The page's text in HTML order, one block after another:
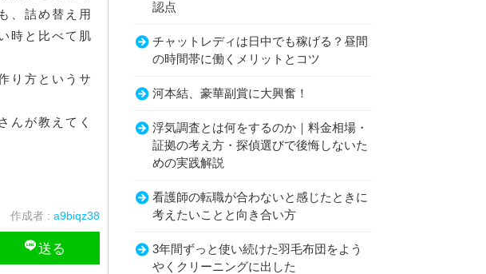
、詰め替え用
時と比べて肌
り方というサ
んが教えてく
作成者 : a9biqz38
認点
チャットレディは日中でも稼げる？昼間
の時間帯に働くメリットとコツ
河本結、豪華副賞に大興奮！
浮気調査とは何をするのか｜料金相場・
証拠の考え方・探偵選びで後悔しないた
めの実践解説
看護師の転職が合わないと感じたときに
考えたいことと向き合い方
3年間ずっと使い続けた羽毛布団をよう
やくクリーニングに出した